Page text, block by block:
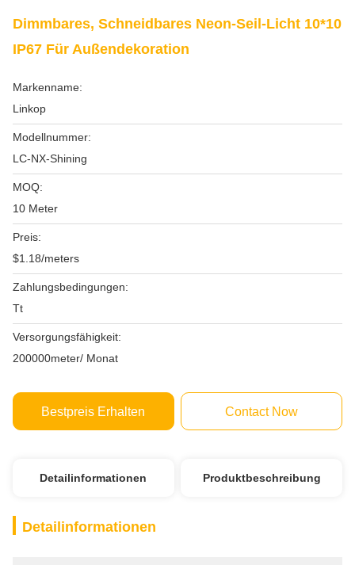
Dimmbares, Schneidbares Neon-Seil-Licht 10*10
IP67 Für Außendekoration
Markenname:
Linkop
Modellnummer:
LC-NX-Shining
MOQ:
10 Meter
Preis:
$1.18/meters
Zahlungsbedingungen:
Tt
Versorgungsfähigkeit:
200000meter/ Monat
Bestpreis Erhalten Contact Now
Detailinformationen Produktbeschreibung
Detailinformationen